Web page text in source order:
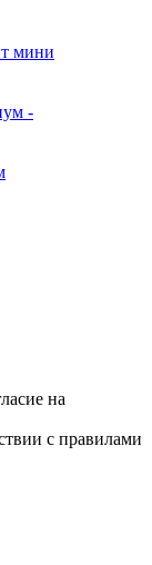
мини
на
с правилами